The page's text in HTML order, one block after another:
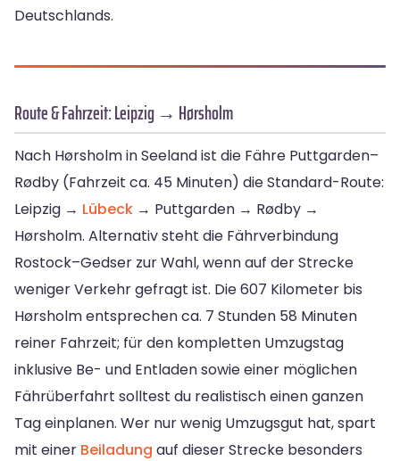
Deutschlands.
Route & Fahrzeit: Leipzig → Hørsholm
Nach Hørsholm in Seeland ist die Fähre Puttgarden–
Rødby (Fahrzeit ca. 45 Minuten) die Standard-Route:
Leipzig → Lübeck → Puttgarden → Rødby →
Hørsholm. Alternativ steht die Fährverbindung
Rostock–Gedser zur Wahl, wenn auf der Strecke
weniger Verkehr gefragt ist. Die 607 Kilometer bis
Hørsholm entsprechen ca. 7 Stunden 58 Minuten
reiner Fahrzeit; für den kompletten Umzugstag
inklusive Be- und Entladen sowie einer möglichen
Fährüberfahrt solltest du realistisch einen ganzen
Tag einplanen. Wer nur wenig Umzugsgut hat, spart
mit einer Beiladung auf dieser Strecke besonders